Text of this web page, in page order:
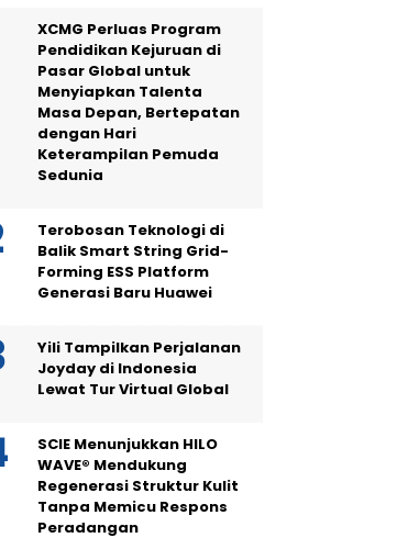
XCMG Perluas Program
Pendidikan Kejuruan di
Pasar Global untuk
Menyiapkan Talenta
Masa Depan, Bertepatan
dengan Hari
Keterampilan Pemuda
Sedunia
Terobosan Teknologi di
Balik Smart String Grid-
Forming ESS Platform
Generasi Baru Huawei
Yili Tampilkan Perjalanan
Joyday di Indonesia
Lewat Tur Virtual Global
SCIE Menunjukkan HILO
WAVE® Mendukung
Regenerasi Struktur Kulit
Tanpa Memicu Respons
Peradangan